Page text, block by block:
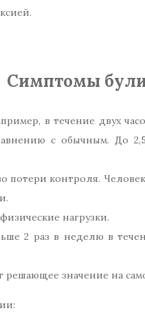
Симптомы
в течение двух
с обычным. До
потери контроля.
нагрузки.
2 раз в неделю в
решающее значение на